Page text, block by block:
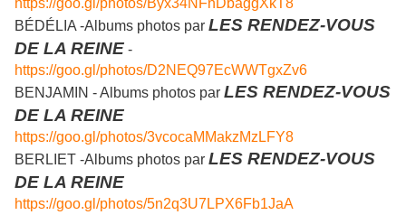
https://goo.gl/photos/Byx34NFnDbaggXkT8
BÉDÉLIA -Albums photos par LES RENDEZ-VOUS
DE LA REINE -
https://goo.gl/photos/D2NEQ97EcWWTgxZv6
BENJAMIN - Albums photos par LES RENDEZ-VOUS
DE LA REINE
https://goo.gl/photos/3vcocaMMakzMzLFY8
BERLIET -Albums photos par LES RENDEZ-VOUS
DE LA REINE
https://goo.gl/photos/5n2q3U7LPX6Fb1JaA